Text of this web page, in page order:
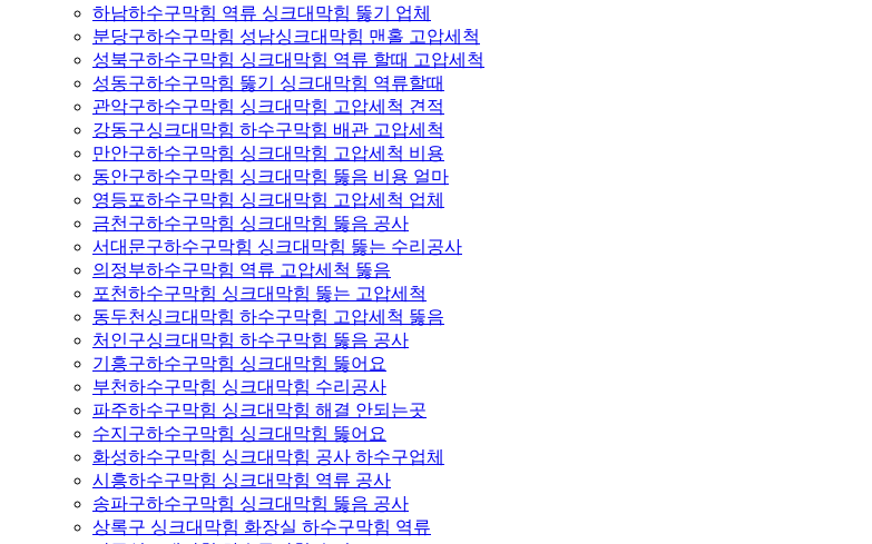
하남하수구막힘 역류 싱크대막힘 뚫기 업체
분당구하수구막힘 성남싱크대막힘 맨홀 고압세척
성북구하수구막힘 싱크대막힘 역류 할때 고압세척
성동구하수구막힘 뚫기 싱크대막힘 역류할때
관악구하수구막힘 싱크대막힘 고압세척 견적
강동구싱크대막힘 하수구막힘 배관 고압세척
만안구하수구막힘 싱크대막힘 고압세척 비용
동안구하수구막힘 싱크대막힘 뚫음 비용 얼마
영등포하수구막힘 싱크대막힘 고압세척 업체
금천구하수구막힘 싱크대막힘 뚫음 공사
서대문구하수구막힘 싱크대막힘 뚫는 수리공사
의정부하수구막힘 역류 고압세척 뚫음
포천하수구막힘 싱크대막힘 뚫는 고압세척
동두천싱크대막힘 하수구막힘 고압세척 뚫음
처인구싱크대막힘 하수구막힘 뚫음 공사
기흥구하수구막힘 싱크대막힘 뚫어요
부천하수구막힘 싱크대막힘 수리공사
파주하수구막힘 싱크대막힘 해결 안되는곳
수지구하수구막힘 싱크대막힘 뚫어요
화성하수구막힘 싱크대막힘 공사 하수구업체
시흥하수구막힘 싱크대막힘 역류 공사
송파구하수구막힘 싱크대막힘 뚫음 공사
상록구 싱크대막힘 화장실 하수구막힘 역류